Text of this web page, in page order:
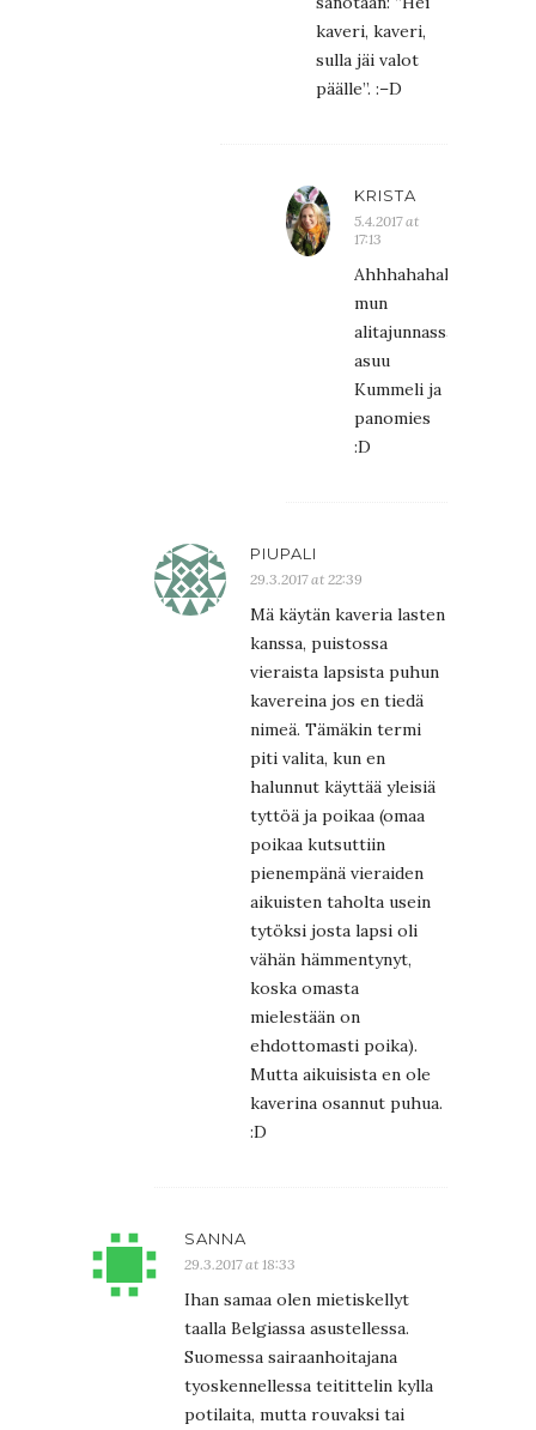
kaveri, kaveri,
sulla jäi valot
päälle”. :–D
KRISTA
5.4.2017 at
17:13
Ahhhahahah
mun
alitajunnassa
asuu
Kummeli ja
panomies
:D
PIUPALI
29.3.2017 at 22:39
Mä käytän kaveria lasten
kanssa, puistossa
vieraista lapsista puhun
kavereina jos en tiedä
nimeä. Tämäkin termi
piti valita, kun en
halunnut käyttää yleisiä
tyttöä ja poikaa (omaa
poikaa kutsuttiin
pienempänä vieraiden
aikuisten taholta usein
tytöksi josta lapsi oli
vähän hämmentynyt,
koska omasta
mielestään on
ehdottomasti poika).
Mutta aikuisista en ole
kaverina osannut puhua.
:D
SANNA
29.3.2017 at 18:33
Ihan samaa olen mietiskellyt
taalla Belgiassa asustellessa.
Suomessa sairaanhoitajana
tyoskennellessa teitittelin kylla
potilaita, mutta rouvaksi tai